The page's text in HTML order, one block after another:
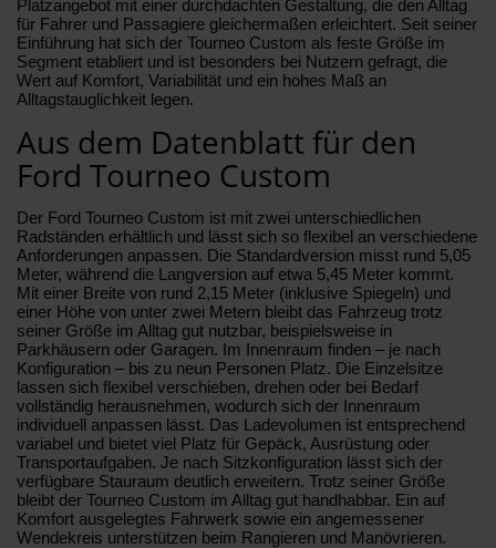
Platzangebot mit einer durchdachten Gestaltung, die den Alltag
für Fahrer und Passagiere gleichermaßen erleichtert. Seit seiner
Einführung hat sich der Tourneo Custom als feste Größe im
Segment etabliert und ist besonders bei Nutzern gefragt, die
Wert auf Komfort, Variabilität und ein hohes Maß an
Alltagstauglichkeit legen.
Aus dem Datenblatt für den
Ford Tourneo Custom
Der Ford Tourneo Custom ist mit zwei unterschiedlichen
Radständen erhältlich und lässt sich so flexibel an verschiedene
Anforderungen anpassen. Die Standardversion misst rund 5,05
Meter, während die Langversion auf etwa 5,45 Meter kommt.
Mit einer Breite von rund 2,15 Meter (inklusive Spiegeln) und
einer Höhe von unter zwei Metern bleibt das Fahrzeug trotz
seiner Größe im Alltag gut nutzbar, beispielsweise in
Parkhäusern oder Garagen. Im Innenraum finden – je nach
Konfiguration – bis zu neun Personen Platz. Die Einzelsitze
lassen sich flexibel verschieben, drehen oder bei Bedarf
vollständig herausnehmen, wodurch sich der Innenraum
individuell anpassen lässt. Das Ladevolumen ist entsprechend
variabel und bietet viel Platz für Gepäck, Ausrüstung oder
Transportaufgaben. Je nach Sitzkonfiguration lässt sich der
verfügbare Stauraum deutlich erweitern. Trotz seiner Größe
bleibt der Tourneo Custom im Alltag gut handhabbar. Ein auf
Komfort ausgelegtes Fahrwerk sowie ein angemessener
Wendekreis unterstützen beim Rangieren und Manövrieren.